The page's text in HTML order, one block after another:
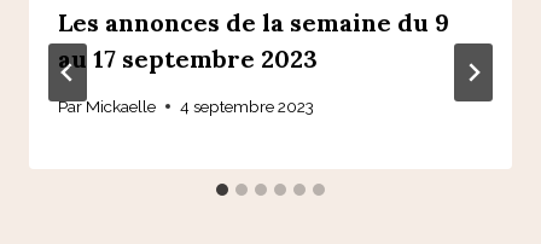
Les annonces de la semaine du 9
au 17 septembre 2023
ParMickaelle 4 septembre 2023